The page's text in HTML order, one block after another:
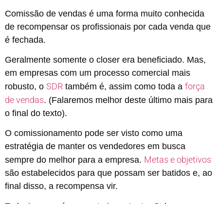
Comissão de vendas é uma forma muito conhecida
de recompensar os profissionais por cada venda que
é fechada.
Geralmente somente o closer era beneficiado. Mas,
em empresas com um processo comercial mais
robusto, o SDR também é, assim como toda a força
de vendas. (Falaremos melhor deste último mais para
o final do texto).
O comissionamento pode ser visto como uma
estratégia de manter os vendedores em busca
sempre do melhor para a empresa. Metas e objetivos
são estabelecidos para que possam ser batidos e, ao
final disso, a recompensa vir.